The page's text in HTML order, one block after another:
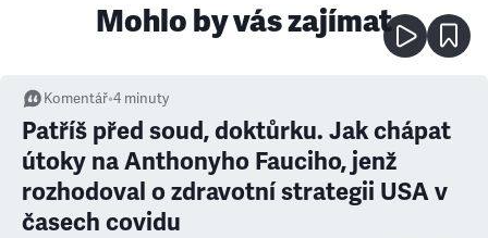
Mohlo by vás zajímat
Komentář•4 minuty
Patříš před soud, doktůrku. Jak chápat
útoky na Anthonyho Fauciho, jenž
rozhodoval o zdravotní strategii USA v
časech covidu